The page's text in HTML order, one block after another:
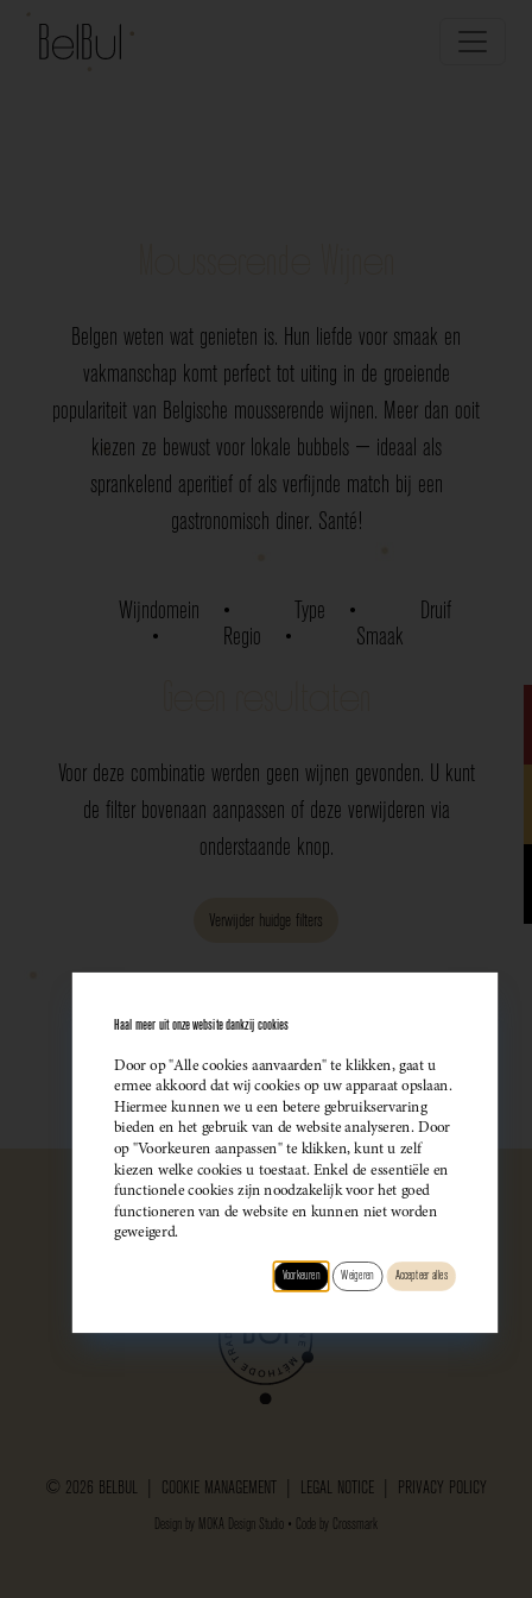
Belgen weten wat genieten is. Hun liefde voor smaak en
vakmanschap komt perfect tot uiting in de groeiende
populariteit van Belgische mousserende wijnen. Meer dan ooit
kiezen ze bewust voor lokale bubbels — ideaal als
sprankelend aperitief of als verfijnde match bij een
gastronomisch diner. Santé!
Wijndomein Type
Druif
Regio
Smaak
Voor deze combinatie werden geen wijnen gevonden. U kunt
de filter bovenaan aanpassen of deze verwijderen via
onderstaande knop.
Verwijder huidge filters
© 2026 BELBUL | COOKIE MANAGEMENT LEGAL NOTICE PRIVACY POLICY
Design by MOKA Design Studio • Code by Crossmark
Haal meer uit onze website dankzij cookies
Door op "Alle cookies aanvaarden" te klikken, gaat u
ermee akkoord dat wij cookies op uw apparaat opslaan.
Hiermee kunnen we u een betere gebruikservaring
bieden en het gebruik van de website analyseren. Door
op "Voorkeuren aanpassen" te klikken, kunt u zelf
kiezen welke cookies u toestaat. Enkel de essentiële en
functionele cookies zijn noodzakelijk voor het goed
functioneren van de website en kunnen niet worden
geweigerd.
Voorkeuren Weigeren Accepteer alles